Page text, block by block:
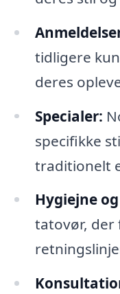
tidligere
deres
Specialer:
specifikke
traditionelt
Hygiejne
tatovør, der